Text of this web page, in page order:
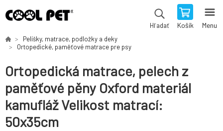
Hľadať Košík Menu
Pelíšky, matrace, podložky a deky
Ortopedické, paměťové matrace pre psy
Ortopedická matrace, pelech z
paměťové pěny Oxford materiál
kamufláž Velikost matrací:
50x35cm